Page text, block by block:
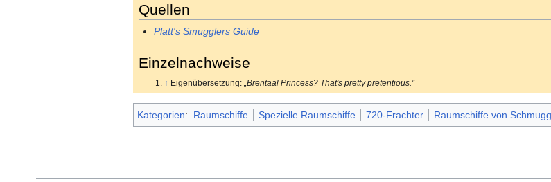
Quellen
Platt's Smugglers Guide
Einzelnachweise
↑ Eigenübersetzung: „Brentaal Princess? That's pretty pretentious.”
Kategorien: Raumschiffe Spezielle Raumschiffe 720-Frachter Raumschiffe von